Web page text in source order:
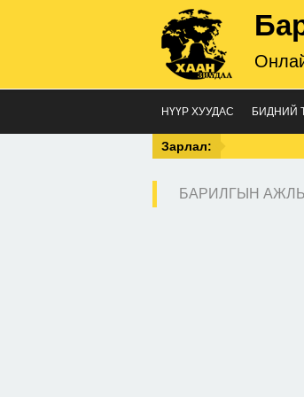
НҮҮР ХУУДАС БИДНИЙ
Зарлал:
БАРИЛГЫН